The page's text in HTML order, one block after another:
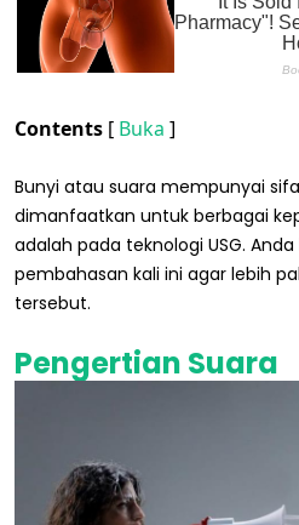
Contents [ Buka ]
Bunyi atau suara mempunyai
dimanfaatkan untuk berbagai
adalah pada teknologi USG.
pembahasan kali ini agar lebih
tersebut.
Pengertian Suara